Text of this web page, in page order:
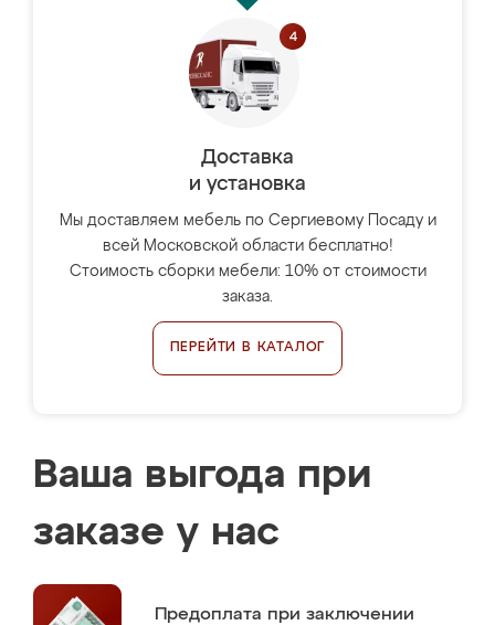
Доставка
и установка
Мы доставляем мебель по Сергиевому Посаду и
всей Московской области бесплатно!
Стоимость сборки мебели: 10% от стоимости
заказа.
ПЕРЕЙТИ В КАТАЛОГ
Ваша выгода при
заказе у нас
Предоплата при заключении